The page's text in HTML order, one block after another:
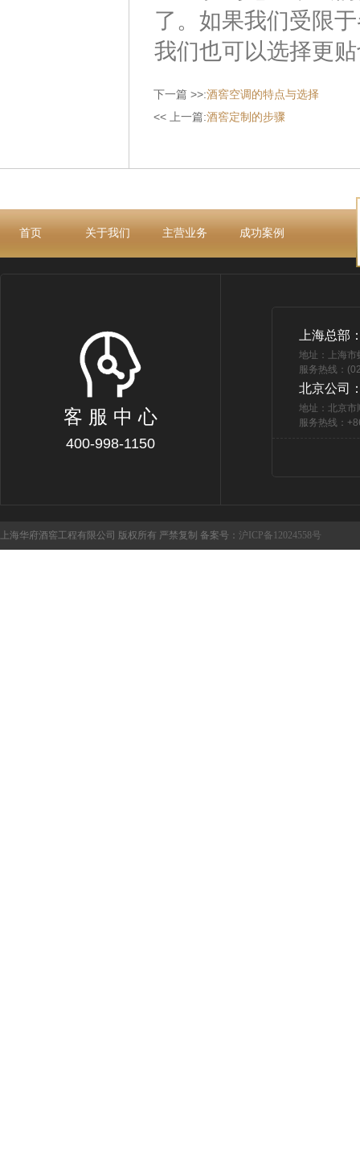
了。如果我们受限
我们也可以选择更
下一篇 >>:酒窖空调的特点与选择
<< 上一篇:酒窖定制的步骤
首页 关于我们 主营业务 成功案例
客 服 中 心
400-998-1150
上海总部
地址：上海
服务热线：
北京公司
地址：北京市
服务热线：
上海华府酒窖工程有限公司 版权所有 严禁复制 备案号： 沪ICP备12024558号